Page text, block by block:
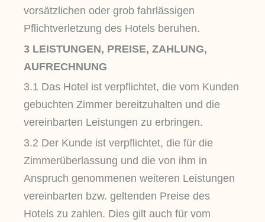
vorsätzlichen oder grob fahrlässigen
Pflichtverletzung des Hotels beruhen.
3 LEISTUNGEN, PREISE, ZAHLUNG,
AUFRECHNUNG
3.1 Das Hotel ist verpflichtet, die vom Kunden
gebuchten Zimmer bereitzuhalten und die
vereinbarten Leistungen zu erbringen.
3.2 Der Kunde ist verpflichtet, die für die
Zimmerüberlassung und die von ihm in
Anspruch genommenen weiteren Leistungen
vereinbarten bzw. geltenden Preise des
Hotels zu zahlen. Dies gilt auch für vom